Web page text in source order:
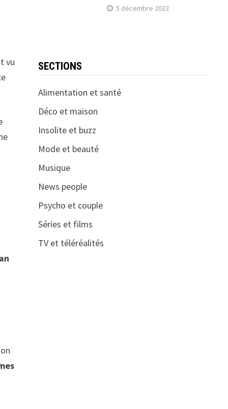
vu
5 décembre 2023
SECTIONS
Alimentation et santé
Déco et maison
Insolite et buzz
Mode et beauté
Musique
News people
Psycho et couple
Séries et films
TV et téléréalités